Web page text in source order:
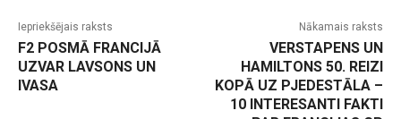
Iepriekšējais raksts
F2 POSMĀ FRANCIJĀ
UZVAR LAVSONS UN
IVASA
Nākamais raksts
VERSTAPENS UN
HAMILTONS 50. REIZI
KOPĀ UZ PJEDESTĀLA –
10 INTERESANTI FAKTI